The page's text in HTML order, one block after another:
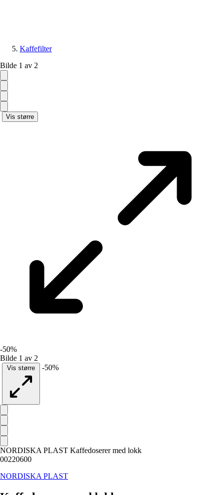
Kaffefilter
Bilde 1 av 2
Vis større
-50%
Bilde 1 av 2
Vis større -50%
NORDISKA PLAST Kaffedoserer med lokk
00220600
NORDISKA PLAST